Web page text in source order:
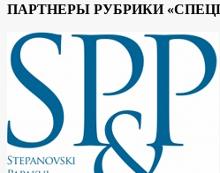
ПАРТНЕРЫ РУБРИКИ